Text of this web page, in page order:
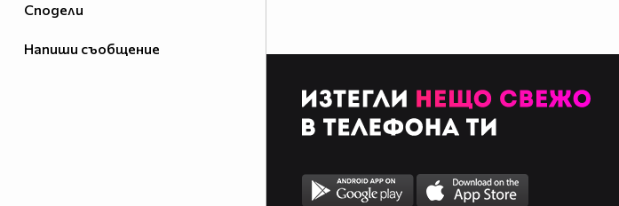
Сподели
Напиши съобщение